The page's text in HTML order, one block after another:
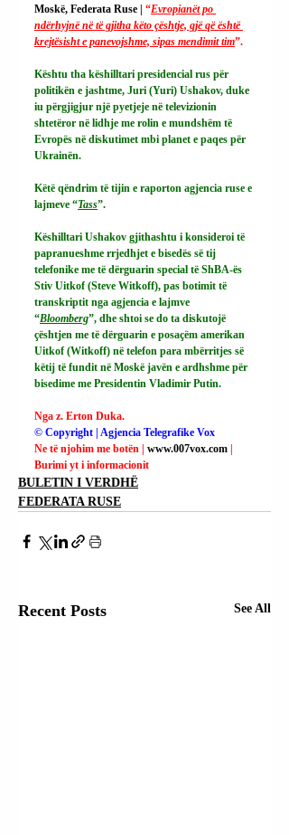
Moskë, Federata Ruse | “Evropianët po
ndërhyjnë në të gjitha këto çështje, gjë që është
krejtësisht e panevojshme, sipas mendimit tim”.
Kështu tha këshilltari presidencial rus për
politikën e jashtme, Juri (Yuri) Ushakov, duke
iu përgjigjur një pyetjeje në televizionin
shtetëror në lidhje me rolin e mundshëm të
Evropës në diskutimet mbi planet e paqes për
Ukrainën.
Këtë qëndrim të tijin e raporton agjencia ruse e
lajmeve “Tass”.
Këshilltari Ushakov gjithashtu i konsideroi të
papranueshme rrjedhjet e bisedës së tij
telefonike me të dërguarin special të ShBA-ës
Stiv Uitkof (Steve Witkoff), pas botimit të
transkriptit nga agjencia e lajmve
“Bloomberg”, dhe shtoi se do ta diskutojë
çështjen me të dërguarin e posaçëm amerikan
Uitkof (Witkoff) në telefon para mbërritjes së
këtij të fundit në Moskë javën e ardhshme për
bisedime me Presidentin Vladimir Putin.
Nga z. Erton Duka.
© Copyright | Agjencia Telegrafike Vox
Ne të njohim me botën | www.007vox.com |
Burimi yt i informacionit
BULETIN I VERDHË
FEDERATA RUSE
Recent Posts See All